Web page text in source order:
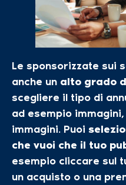
Le sponsorizzate sui
anche un alto grado
scegliere il tipo di
ad esempio
immagini. Puoi
che vuoi che il tuo
esempio cliccare sul
un acquisto o una